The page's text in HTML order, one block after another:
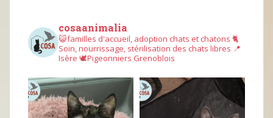
cosaanimalia
😺familles d'accueil, adoption chats et chatons 🐈
Soin, nourrissage, stérilisation des chats libres 📍
Isère 🕊︎Pigeonniers Grenoblois